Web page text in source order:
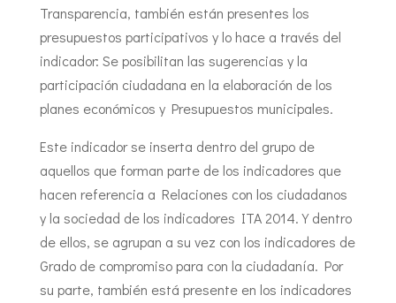
Transparencia, también están presentes los
presupuestos participativos y lo hace a través del
indicador: Se posibilitan las sugerencias y la
participación ciudadana en la elaboración de los
planes económicos y Presupuestos municipales.
Este indicador se inserta dentro del grupo de
aquellos que forman parte de los indicadores que
hacen referencia a Relaciones con los ciudadanos
y la sociedad de los indicadores ITA 2014. Y dentro
de ellos, se agrupan a su vez con los indicadores de
Grado de compromiso para con la ciudadanía. Por
su parte, también está presente en los indicadores